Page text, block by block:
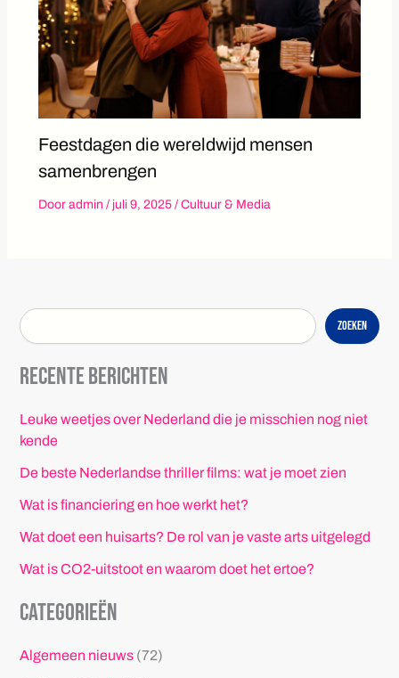
Feestdagen die wereldwijd mensen
samenbrengen
Door admin / juli 9, 2025 / Cultuur & Media
Zoeken
Recente berichten
Leuke weetjes over Nederland die je misschien nog niet
kende
De beste Nederlandse thriller films: wat je moet zien
Wat is financiering en hoe werkt het?
Wat doet een huisarts? De rol van je vaste arts uitgelegd
Wat is CO2-uitstoot en waarom doet het ertoe?
Categorieën
Algemeen nieuws(72)